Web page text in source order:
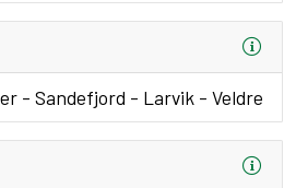
- Sandefjord - Larvik - Veldre